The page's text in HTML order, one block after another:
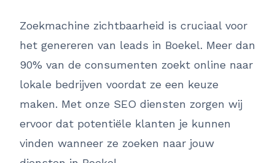
Zoekmachine zichtbaarheid is cruciaal voor
het genereren van leads in Boekel. Meer dan
90% van de consumenten zoekt online naar
lokale bedrijven voordat ze een keuze
maken. Met onze SEO diensten zorgen wij
ervoor dat potentiële klanten je kunnen
vinden wanneer ze zoeken naar jouw